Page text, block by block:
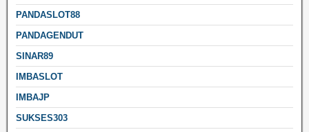
PANDASLOT88
PANDAGENDUT
SINAR89
IMBASLOT
IMBAJP
SUKSES303